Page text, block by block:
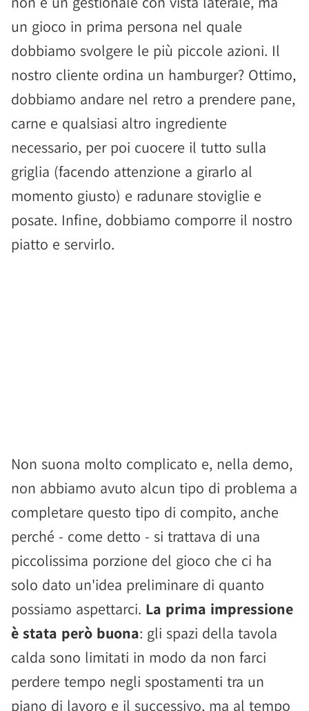
un gioco in prima persona nel quale
dobbiamo svolgere le più piccole azioni. Il
nostro cliente ordina un hamburger? Ottimo,
dobbiamo andare nel retro a prendere pane,
carne e qualsiasi altro ingrediente
necessario, per poi cuocere il tutto sulla
griglia (facendo attenzione a girarlo al
momento giusto) e radunare stoviglie e
posate. Infine, dobbiamo comporre il nostro
piatto e servirlo.
Non suona molto complicato e, nella demo,
non abbiamo avuto alcun tipo di problema a
completare questo tipo di compito, anche
perché - come detto - si trattava di una
piccolissima porzione del gioco che ci ha
solo dato un'idea preliminare di quanto
possiamo aspettarci. La prima impressione
è stata però buona: gli spazi della tavola
calda sono limitati in modo da non farci
perdere tempo negli spostamenti tra un
piano di lavoro e il successivo, ma al tempo